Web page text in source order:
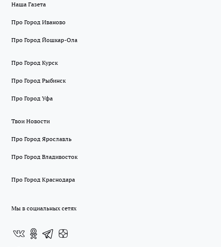
Наша Газета
Про Город Иваново
Про Город Йошкар-Ола
Про Город Курск
Про Город Рыбинск
Про Город Уфа
Твои Новости
Про Город Ярославль
Про Город Владивосток
Про Город Краснодара
Мы в социальных сетях